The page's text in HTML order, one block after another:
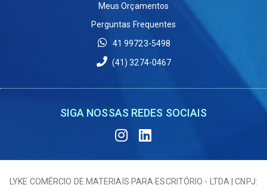
Meus Orçamentos
Perguntas Frequentes
41 99723-5498
(41) 3274-0467
SIGA NOSSAS REDES SOCIAIS
LYKE COMÉRCIO DE MATERIAIS PARA ESCRITÓRIO - LTDA | CNPJ: